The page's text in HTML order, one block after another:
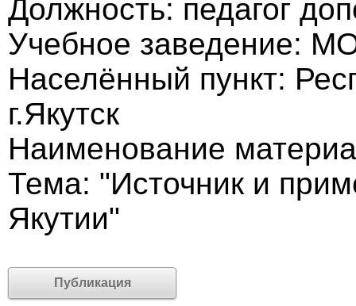
Должность: педагог
Учебное заведение:
Населённый пункт:
г.Якутск
Наименование
Тема: "Источник и
Якутии"
Публикация